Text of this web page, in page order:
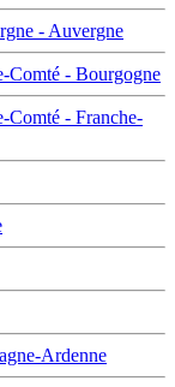
- Auvergne
Comté - Bourgogne
Comté - Franche-
Ardenne